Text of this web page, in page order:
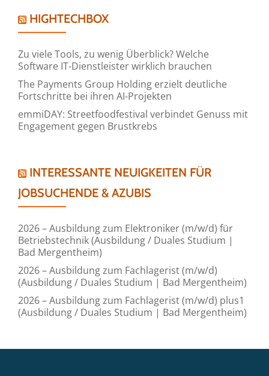
HIGHTECHBOX
Zu viele Tools, zu wenig Überblick? Welche
Software IT-Dienstleister wirklich brauchen
The Payments Group Holding erzielt deutliche
Fortschritte bei ihren AI-Projekten
emmiDAY: Streetfoodfestival verbindet Genuss mit
Engagement gegen Brustkrebs
INTERESSANTE NEUIGKEITEN FÜR
JOBSUCHENDE & AZUBIS
2026 – Ausbildung zum Elektroniker (m/w/d) für
Betriebstechnik (Ausbildung / Duales Studium |
Bad Mergentheim)
2026 – Ausbildung zum Fachlagerist (m/w/d)
(Ausbildung / Duales Studium | Bad Mergentheim)
2026 – Ausbildung zum Fachlagerist (m/w/d) plus1
(Ausbildung / Duales Studium | Bad Mergentheim)